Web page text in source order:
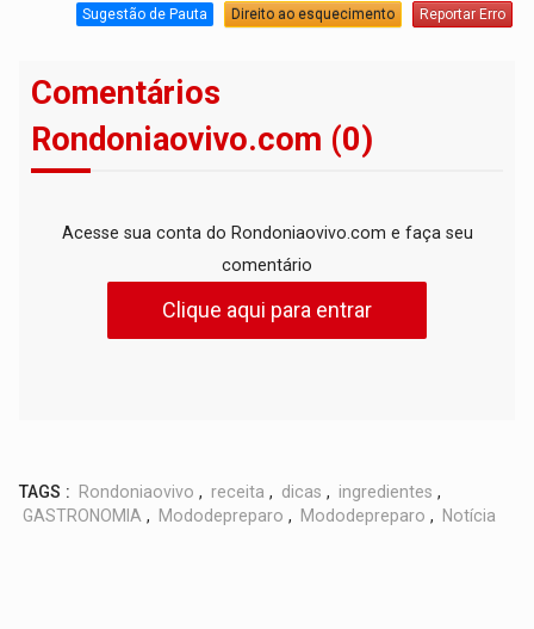
Sugestão de Pauta Direito ao esquecimento Reportar Erro
Comentários
Rondoniaovivo.com (0)
Acesse sua conta do Rondoniaovivo.com e faça seu
comentário
Clique aqui para entrar
TAGS : Rondoniaovivo , receita , dicas , ingredientes ,
GASTRONOMIA , Mododepreparo , Mododepreparo , Notícia